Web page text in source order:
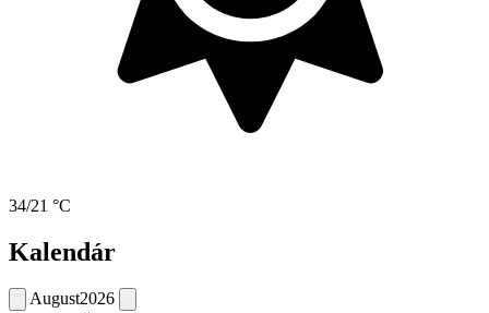
34/21 °C
Kalendár
August2026